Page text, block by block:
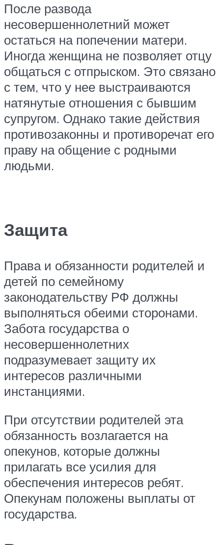
После развода
несовершеннолетний может
остаться на попечении матери.
Иногда женщина не позволяет отцу
общаться с отпрыском. Это связано
с тем, что у нее выстраиваются
натянутые отношения с бывшим
супругом. Однако такие действия
противозаконны и противоречат его
праву на общение с родными
людьми.
Защита
Права и обязанности родителей и
детей по семейному
законодательству РФ должны
выполняться обеими сторонами.
Забота государства о
несовершеннолетних
подразумевает защиту их
интересов различными
инстанциями.
При отсутствии родителей эта
обязанность возлагается на
опекунов, которые должны
прилагать все усилия для
обеспечения интересов ребят.
Опекунам положены выплаты от
государства.